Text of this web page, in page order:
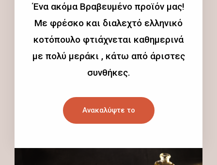
Ένα ακόμα Βραβευμένο προϊόν μας!
Με φρέσκο και διαλεχτό ελληνικό
κοτόπουλο φτιάχνεται καθημερινά
με πολύ μεράκι , κάτω από άριστες
συνθήκες.
Ανακαλύψτε το